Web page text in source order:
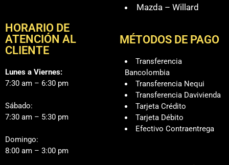
HORARIO DE
ATENCIÓN AL
CLIENTE
Lunes a Viernes:
7:30 am – 6:30 pm
Sábado:
7:30 am – 5:30 pm
Domingo:
8:00 am – 3:00 pm
Mazda – Willard
MÉTODOS DE PAGO
Transferencia
Bancolombia
Transferencia Nequi
Transferencia Davivienda
Tarjeta Crédito
Tarjeta Débito
Efectivo Contraentrega